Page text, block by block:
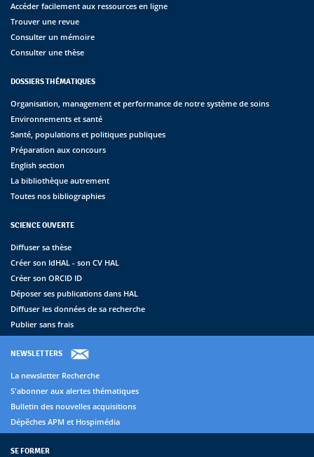
Accéder facilement aux ressources en ligne
Trouver une revue
Consulter un mémoire
Consulter une thèse
DOSSIERS THÉMATIQUES
Organisation, management et performance de notre système de soins
Environnements et santé
Santé, populations et politiques publiques
Préparation aux concours
English section
La bibliothèque autrement
Toutes nos bibliographies
SCIENCE OUVERTE
Diffuser sa thèse
Créer son IdHAL - son CV HAL
Créer son ORCID ID
Déposer ses publications dans HAL
Diffuser les données de sa recherche
Publier sans frais
NEWSLETTERS
La newsletter Recherche
S'abonner aux alertes thématiques
Bulletin des nouvelles acquisitions
Dépêches APM et Hospimédia
SE FORMER